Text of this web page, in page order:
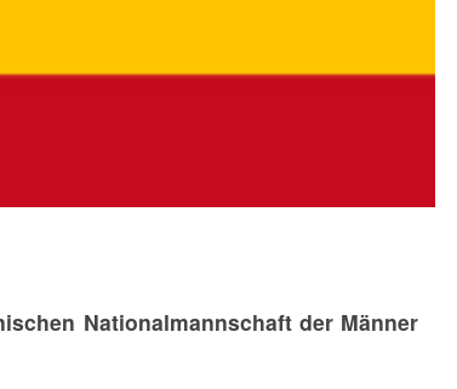
Nationalmannschaft der Männer